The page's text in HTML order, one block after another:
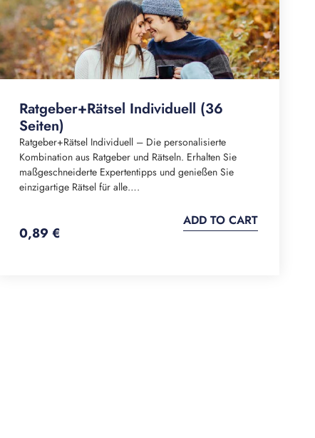
Ratgeber+Rätsel Individuell (36
Seiten)
Ratgeber+Rätsel Individuell – Die personalisierte
Kombination aus Ratgeber und Rätseln. Erhalten Sie
maßgeschneiderte Expertentipps und genießen Sie
einzigartige Rätsel für alle….
0,89€
ADD TO CART